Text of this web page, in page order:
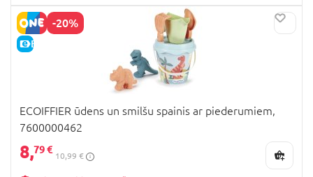
-20%
E-CENA
ECOIFFIER ūdens un smilšu spainis ar piederumiem,
7600000462
8,79 €
10,99 €